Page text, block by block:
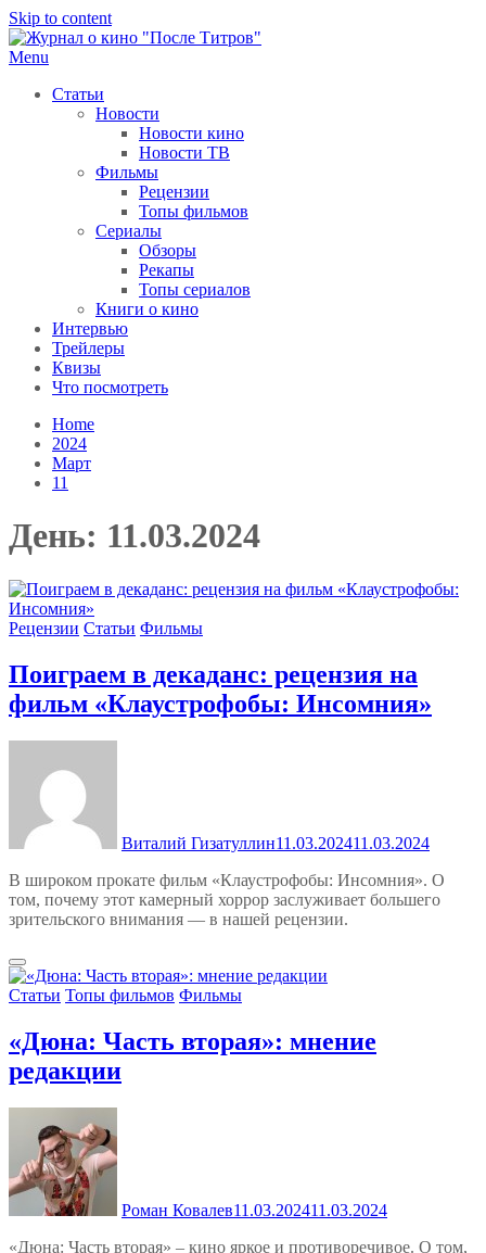
Skip to content
Menu
Статьи
Новости
Новости кино
Новости ТВ
Фильмы
Рецензии
Топы фильмов
Сериалы
Обзоры
Рекапы
Топы сериалов
Книги о кино
Интервью
Трейлеры
Квизы
Что посмотреть
Home
2024
Март
11
День: 11.03.2024
Рецензии Статьи Фильмы
Поиграем в декаданс: рецензия на
фильм «Клаустрофобы: Инсомния»
Виталий Гизатуллин11.03.202411.03.2024
В широком прокате фильм «Клаустрофобы: Инсомния». О
том, почему этот камерный хоррор заслуживает большего
зрительского внимания — в нашей рецензии.
Статьи Топы фильмов Фильмы
«Дюна: Часть вторая»: мнение
редакции
Роман Ковалев11.03.202411.03.2024
«Дюна: Часть вторая» – кино яркое и противоречивое. О том,